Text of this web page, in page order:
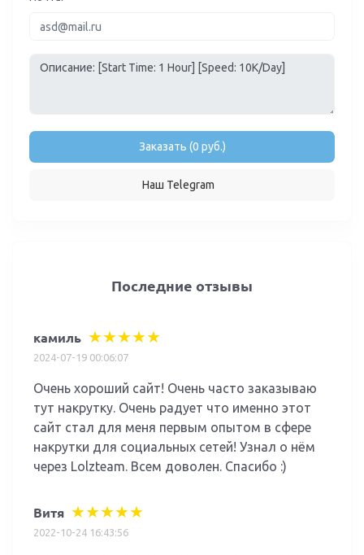
Заказать (0 руб.)
Наш Telegram
Последние отзывы
камиль
2024-07-19 00:06:07
Очень хороший сайт! Очень часто заказываю
тут накрутку. Очень радует что именно этот
сайт стал для меня первым опытом в сфере
накрутки для социальных сетей! Узнал о нём
через Lolzteam. Всем доволен. Спасибо :)
Витя
2022-10-24 16:43:56